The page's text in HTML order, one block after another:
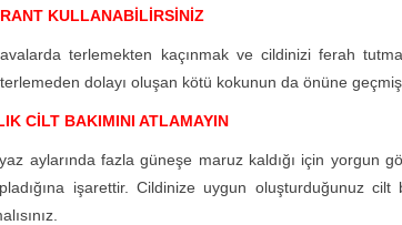
KULLANABİLİRSİNİZ
terlemekten kaçınmak ve cildinizi ferah
dolayı oluşan kötü kokunun da önüne geçmiş
CİLT BAKIMINI ATLAMAYIN
aylarında fazla güneşe maruz kaldığı için yorgun
işarettir. Cildinize uygun oluşturduğunuz